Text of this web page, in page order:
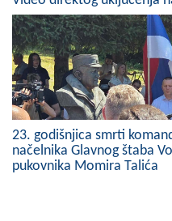
23. godišnjica smrti
načelnika Glavnog štaba
pukovnika Momira Talića